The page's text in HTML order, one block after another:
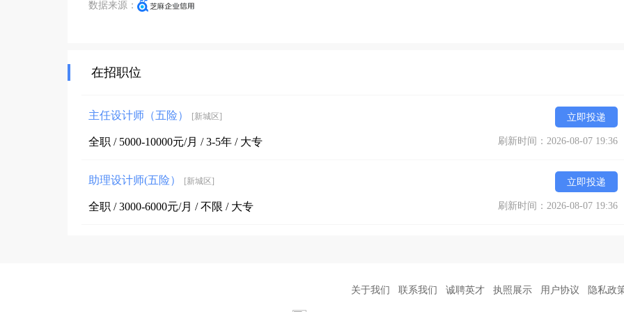
数据来源：
在招职位
主任设计师（五险） [新城区] 立即投递
全职 / 5000-10000元/月 / 3-5年 / 大专 刷新时间：2026-08-07 19:36
助理设计师(五险） [新城区] 立即投递
全职 / 3000-6000元/月 / 不限 / 大专 刷新时间：2026-08-07 19:36
关于我们 联系我们 诚聘英才 执照展示 用户协议 隐私政